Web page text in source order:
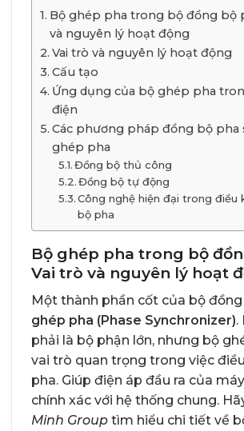
Bộ ghép pha trong bộ đồng bộ
và nguyên lý hoạt động
Vai trò và nguyên lý hoạt động
Cấu tạo
Ứng dụng của bộ ghép pha
điện
Các phương pháp đồng bộ pha
ghép pha
Đồng bộ thủ công
Đồng bộ tự động
Công nghệ hiện đại trong điều
bộ pha
Bộ ghép pha trong bộ
Vai trò và nguyên lý hoạt
Một thành phần cốt của bộ
ghép pha (Phase Synchronizer).
phải là bộ phận lớn, nhưng bộ
vai trò quan trọng trong việc
pha. Giúp điện áp đầu ra của
chính xác với hệ thống chung.
Minh Group tìm hiểu chi tiết về